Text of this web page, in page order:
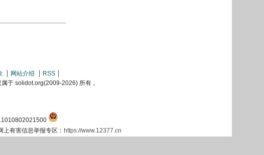
网站介绍
RSS
属于 solidot.org(2009-2026) 所有 。
有害信息举报专区： https://www.12377.cn